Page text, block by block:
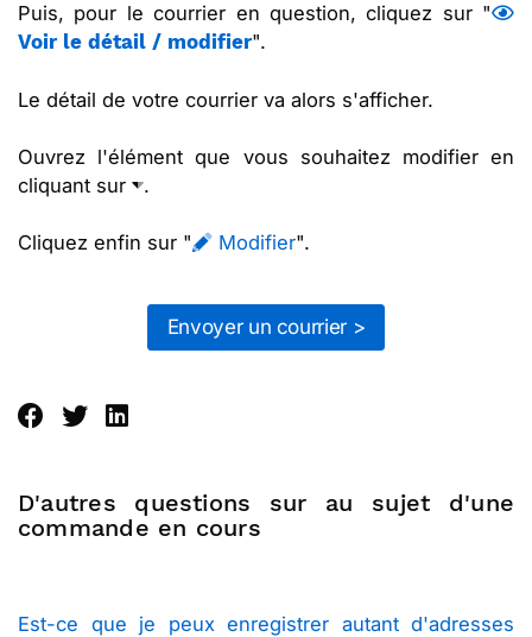
Puis, pour le courrier en question, cliquez sur "
Voir le détail / modifier".
Le détail de votre courrier va alors s'afficher.
Ouvrez l'élément que vous souhaitez modifier en
cliquant sur
.
Cliquez enfin sur " Modifier".
Envoyer un courrier >
D'autres questions sur au sujet d'une
commande en cours
Est-ce que je peux enregistrer autant d'adresses